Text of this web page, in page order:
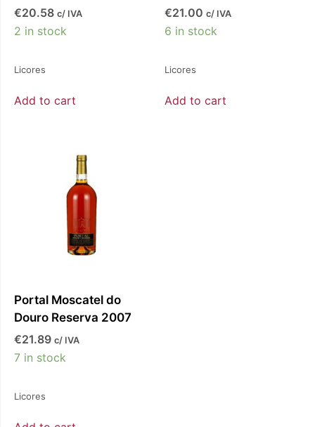
€20.58 c/ IVA
2 in stock
Licores
Add to cart
€21.00 c/ IVA
6 in stock
Licores
Add to cart
Portal Moscatel do
Douro Reserva 2007
€21.89 c/ IVA
7 in stock
Licores